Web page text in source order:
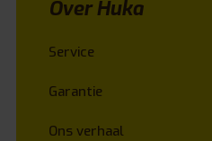
Over Huka
Service
Garantie
Ons verhaal